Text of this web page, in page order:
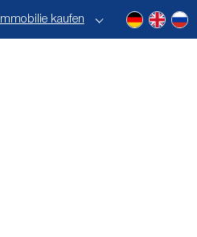
Immobilie kaufen